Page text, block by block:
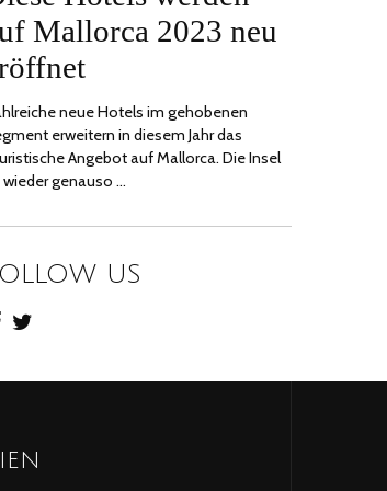
Mallorca 2023 neu
neue Hotels im gehobenen
erweitern in diesem Jahr das
Angebot auf Mallorca. Die Insel
wieder genauso …
US